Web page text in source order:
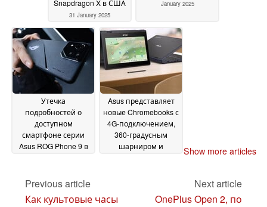
Snapdragon X в США
31 January 2025
January 2025
Утечка
подробностей о
доступном
смартфоне серии
Asus ROG Phone 9 в
анонса25 January 2025
Asus представляет
новые Chromebooks с
4G-подключением,
360-градусным
шарниром и
Show more articles
Previous article
Как культовые часы
Next article
OnePlus Open 2, по